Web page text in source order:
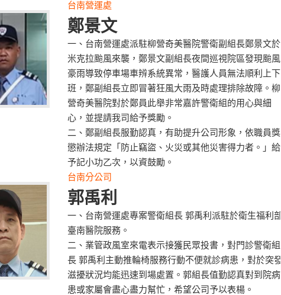
台南營運處
鄭景文
一、台南營運處派駐柳營奇美醫院警衛副組長鄭景文於
米克拉颱風來襲，鄭景文副組長夜間巡視院區發現颱風
豪雨導致停車場車辨系統異常，醫護人員無法順利上下
班，鄭副組長立即冒著狂風大雨及時處理排除故障。柳
營奇美醫院對於鄭員此舉非常嘉許警衛組的用心與細
心，並提請我司給予獎勵。
二、鄭副組長服勤認真，有助提升公司形象，依職員獎
懲辦法規定「防止竊盜、火災或其他災害得力者。」給
予記小功乙次，以資鼓勵。
台南分公司
郭禹利
一、台南營運處專案警衛組長 郭禹利派駐於衛生福利部
臺南醫院服務。
二、業管政風室來電表示接獲民眾投書，對門診警衛組
長 郭禹利主動推輪椅服務行動不便就診病患，對於突發
滋擾狀況均能迅速到場處置。郭組長值勤認真對到院病
患或家屬會盡心盡力幫忙，希望公司予以表楊。